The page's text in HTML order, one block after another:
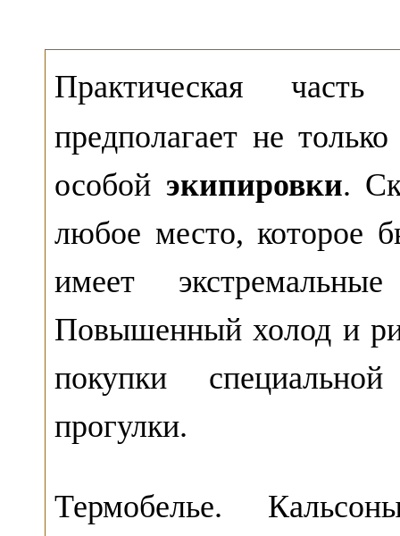
Практическая
предполагает не
особой экипировки.
любое место, которое
имеет
Повышенный холод и
покупки
прогулки.
Термобелье.